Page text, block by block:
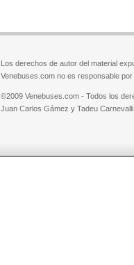
Los derechos de autor del material
Venebuses.com no es responsable
©2009 Venebuses.com - Todos los
Juan Carlos Gámez y Tadeu Carnevalli